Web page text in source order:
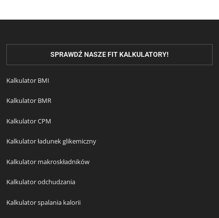
SPRAWDŹ NASZE FIT KALKULATORY!
Kalkulator BMI
Kalkulator BMR
Kalkulator CPM
Kalkulator ładunek glikemiczny
Kalkulator makroskładników
Kalkulator odchudzania
Kalkulator spalania kalorii